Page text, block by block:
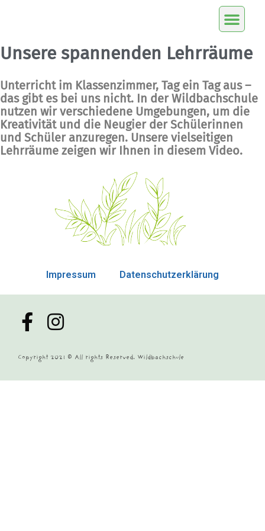
Unsere spannenden Lehrräume
Unterricht im Klassenzimmer, Tag ein Tag aus –
das gibt es bei uns nicht. In der Wildbachschule
nutzen wir verschiedene Umgebungen, um die
Kreativität und die Neugier der Schülerinnen
und Schüler anzuregen. Unsere vielseitigen
Lehrräume zeigen wir Ihnen in diesem Video.
Impressum Datenschutzerklärung
Copyright 2021 © All rights Reserved. Wildbachschule